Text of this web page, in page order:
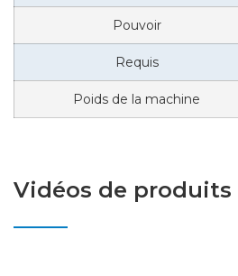
Pouvoir
Requis
Poids de la machine
Vidéos de produits